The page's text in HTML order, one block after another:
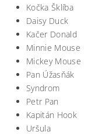
Kočka Šklíba
Daisy Duck
Kačer Donald
Minnie Mouse
Mickey Mouse
Pan Úžasňák
Syndrom
Petr Pan
Kapitán Hook
Uršula